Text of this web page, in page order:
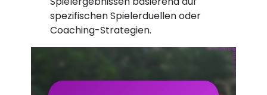
spezifischen Spielerduellen oder
Coaching-Strategien.